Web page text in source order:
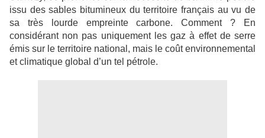
issu des sables bitumineux du territoire français au vu de
sa très lourde empreinte carbone. Comment ? En
considérant non pas uniquement les gaz à effet de serre
émis sur le territoire national, mais le coût environnemental
et climatique global d’un tel pétrole.